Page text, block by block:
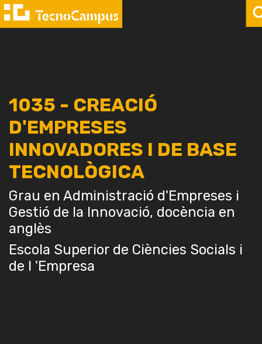
1035 - CREACIÓ
D'EMPRESES
INNOVADORES I DE BASE
TECNOLÒGICA
Grau en Administració d'Empreses i
Gestió de la Innovació, docència en
anglès
Escola Superior de Ciències Socials i
de l 'Empresa